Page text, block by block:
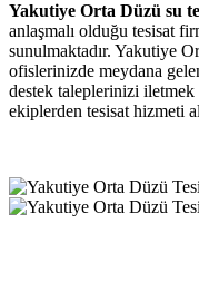
Yakutiye Orta Düzü su
anlaşmalı olduğu tesisat
sunulmaktadır. Yakutiye
ofislerinizde meydana
destek taleplerinizi iletmek
ekiplerden tesisat hizmeti